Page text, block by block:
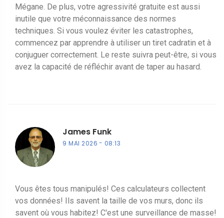
Mégane. De plus, votre agressivité gratuite est aussi
inutile que votre méconnaissance des normes
techniques. Si vous voulez éviter les catastrophes,
commencez par apprendre à utiliser un tiret cadratin et à
conjuguer correctement. Le reste suivra peut-être, si vous
avez la capacité de réfléchir avant de taper au hasard.
James Funk
9 MAI 2026 08:13
Vous êtes tous manipulés! Ces calculateurs collectent
vos données! Ils savent la taille de vos murs, donc ils
savent où vous habitez! C'est une surveillance de masse!